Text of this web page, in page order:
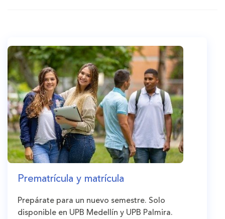
Prematrícula y matrícula
Prepárate para un nuevo semestre. Solo
disponible en UPB Medellín y UPB Palmira.